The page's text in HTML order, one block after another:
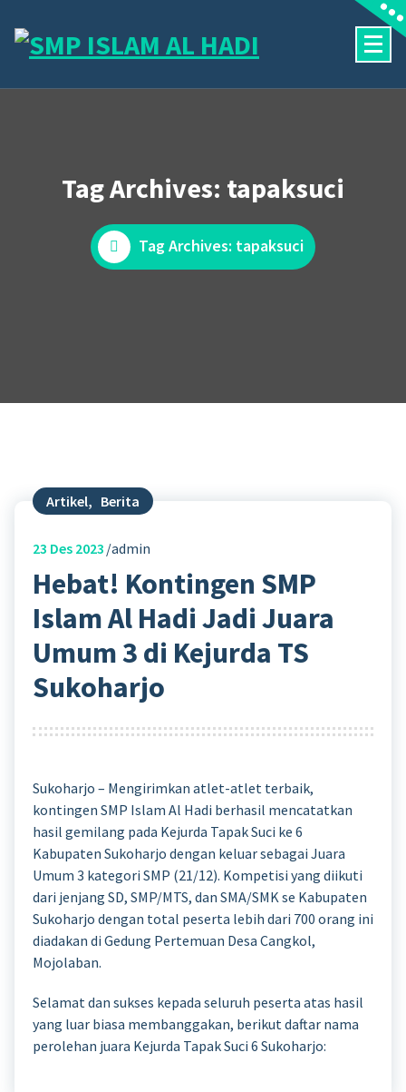
content
Tag Archives: tapaksuci
Tag Archives: tapaksuci
Artikel, Berita
23 Des 2023 admin
Hebat! Kontingen SMP
Islam Al Hadi Jadi Juara
Umum 3 di Kejurda TS
Sukoharjo
Sukoharjo – Mengirimkan atlet-atlet terbaik,
kontingen SMP Islam Al Hadi berhasil mencatatkan
hasil gemilang pada Kejurda Tapak Suci ke 6
Kabupaten Sukoharjo dengan keluar sebagai Juara
Umum 3 kategori SMP (21/12). Kompetisi yang diikuti
dari jenjang SD, SMP/MTS, dan SMA/SMK se Kabupaten
Sukoharjo dengan total peserta lebih dari 700 orang ini
diadakan di Gedung Pertemuan Desa Cangkol,
Mojolaban.
Selamat dan sukses kepada seluruh peserta atas hasil
yang luar biasa membanggakan, berikut daftar nama
perolehan juara Kejurda Tapak Suci 6 Sukoharjo: